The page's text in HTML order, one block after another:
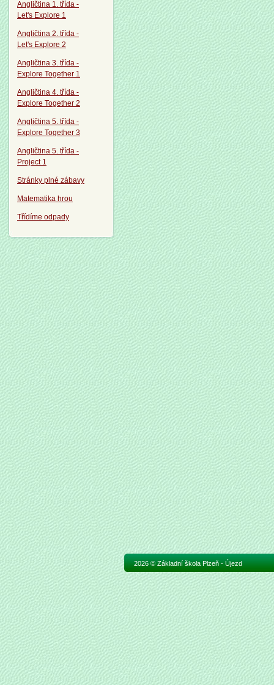
Angličtina 1. třída -
Let's Explore 1
Angličtina 2. třída -
Let's Explore 2
Angličtina 3. třída -
Explore Together 1
Angličtina 4. třída -
Explore Together 2
Angličtina 5. třída -
Explore Together 3
Angličtina 5. třída -
Project 1
Stránky plné zábavy
Matematika hrou
Třídíme odpady
2026 © Základní škola Plzeň - Újezd